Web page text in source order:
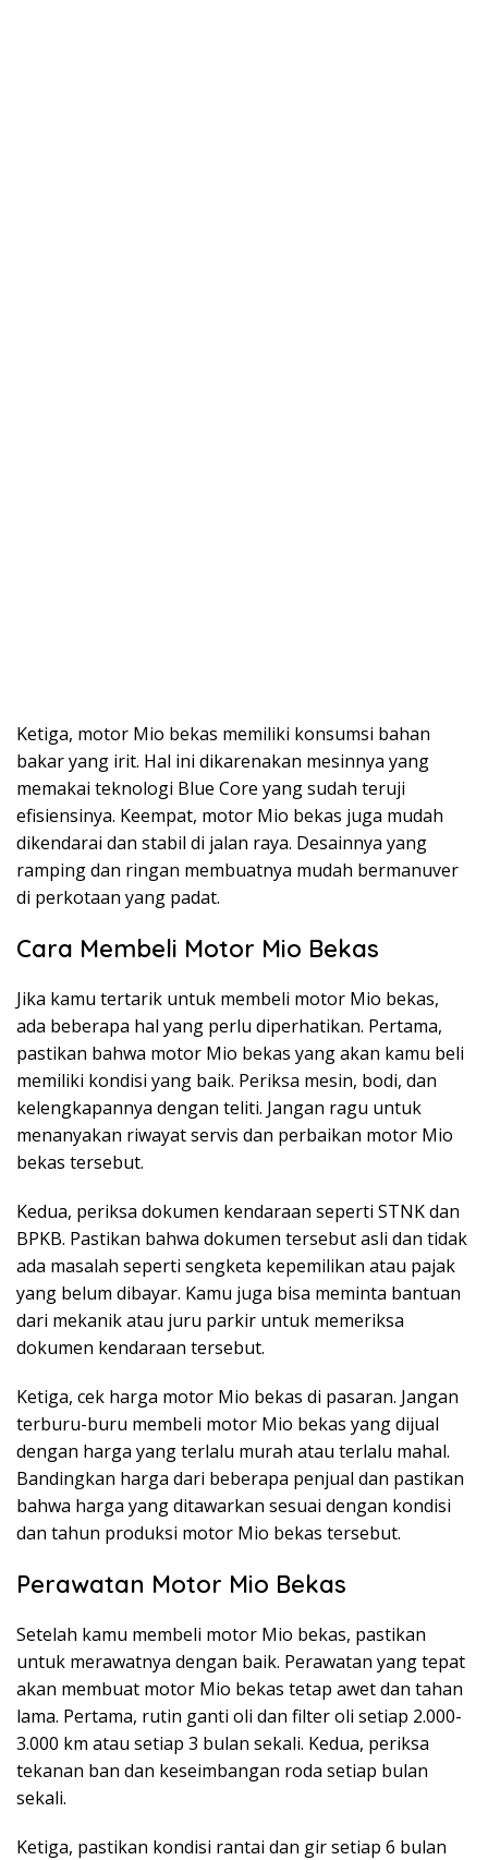
Ketiga, motor Mio bekas memiliki konsumsi bahan
bakar yang irit. Hal ini dikarenakan mesinnya yang
memakai teknologi Blue Core yang sudah teruji
efisiensinya. Keempat, motor Mio bekas juga mudah
dikendarai dan stabil di jalan raya. Desainnya yang
ramping dan ringan membuatnya mudah bermanuver
di perkotaan yang padat.
Cara Membeli Motor Mio Bekas
Jika kamu tertarik untuk membeli motor Mio bekas,
ada beberapa hal yang perlu diperhatikan. Pertama,
pastikan bahwa motor Mio bekas yang akan kamu beli
memiliki kondisi yang baik. Periksa mesin, bodi, dan
kelengkapannya dengan teliti. Jangan ragu untuk
menanyakan riwayat servis dan perbaikan motor Mio
bekas tersebut.
Kedua, periksa dokumen kendaraan seperti STNK dan
BPKB. Pastikan bahwa dokumen tersebut asli dan tidak
ada masalah seperti sengketa kepemilikan atau pajak
yang belum dibayar. Kamu juga bisa meminta bantuan
dari mekanik atau juru parkir untuk memeriksa
dokumen kendaraan tersebut.
Ketiga, cek harga motor Mio bekas di pasaran. Jangan
terburu-buru membeli motor Mio bekas yang dijual
dengan harga yang terlalu murah atau terlalu mahal.
Bandingkan harga dari beberapa penjual dan pastikan
bahwa harga yang ditawarkan sesuai dengan kondisi
dan tahun produksi motor Mio bekas tersebut.
Perawatan Motor Mio Bekas
Setelah kamu membeli motor Mio bekas, pastikan
untuk merawatnya dengan baik. Perawatan yang tepat
akan membuat motor Mio bekas tetap awet dan tahan
lama. Pertama, rutin ganti oli dan filter oli setiap 2.000-
3.000 km atau setiap 3 bulan sekali. Kedua, periksa
tekanan ban dan keseimbangan roda setiap bulan
sekali.
Ketiga, pastikan kondisi rantai dan gir setiap 6 bulan